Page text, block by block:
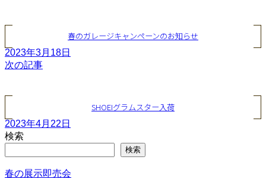
春のガレージキャンペーンのお知らせ
2023年3月18日
次の記事
SHOEIグラムスター入荷
2023年4月22日
検索
検索
春の展示即売会